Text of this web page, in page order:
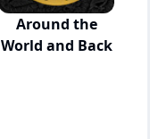
Around the
World and Back